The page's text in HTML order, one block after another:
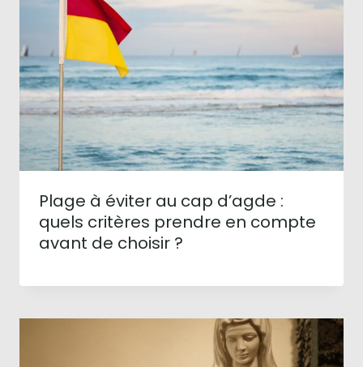
Plage à éviter au cap d’agde :
quels critères prendre en compte
avant de choisir ?